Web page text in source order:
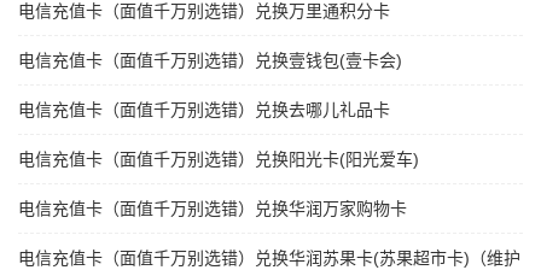
电信充值卡（面值千万别选错）兑换万里通积分卡
电信充值卡（面值千万别选错）兑换壹钱包(壹卡会)
电信充值卡（面值千万别选错）兑换去哪儿礼品卡
电信充值卡（面值千万别选错）兑换阳光卡(阳光爱车)
电信充值卡（面值千万别选错）兑换华润万家购物卡
电信充值卡（面值千万别选错）兑换华润苏果卡(苏果超市卡)（维护